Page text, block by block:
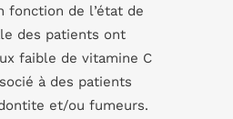
fonction de l’état de
des patients ont
faible de vitamine C
à des patients
et/ou fumeurs.